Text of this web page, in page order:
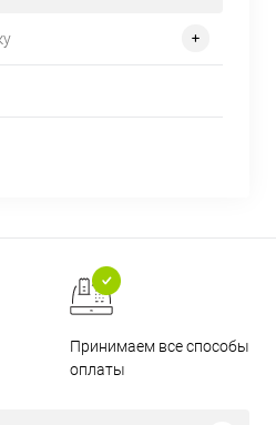
Принимаем все способы
оплаты